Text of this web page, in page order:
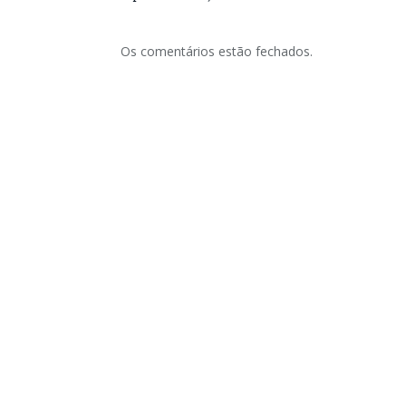
Os comentários estão fechados.